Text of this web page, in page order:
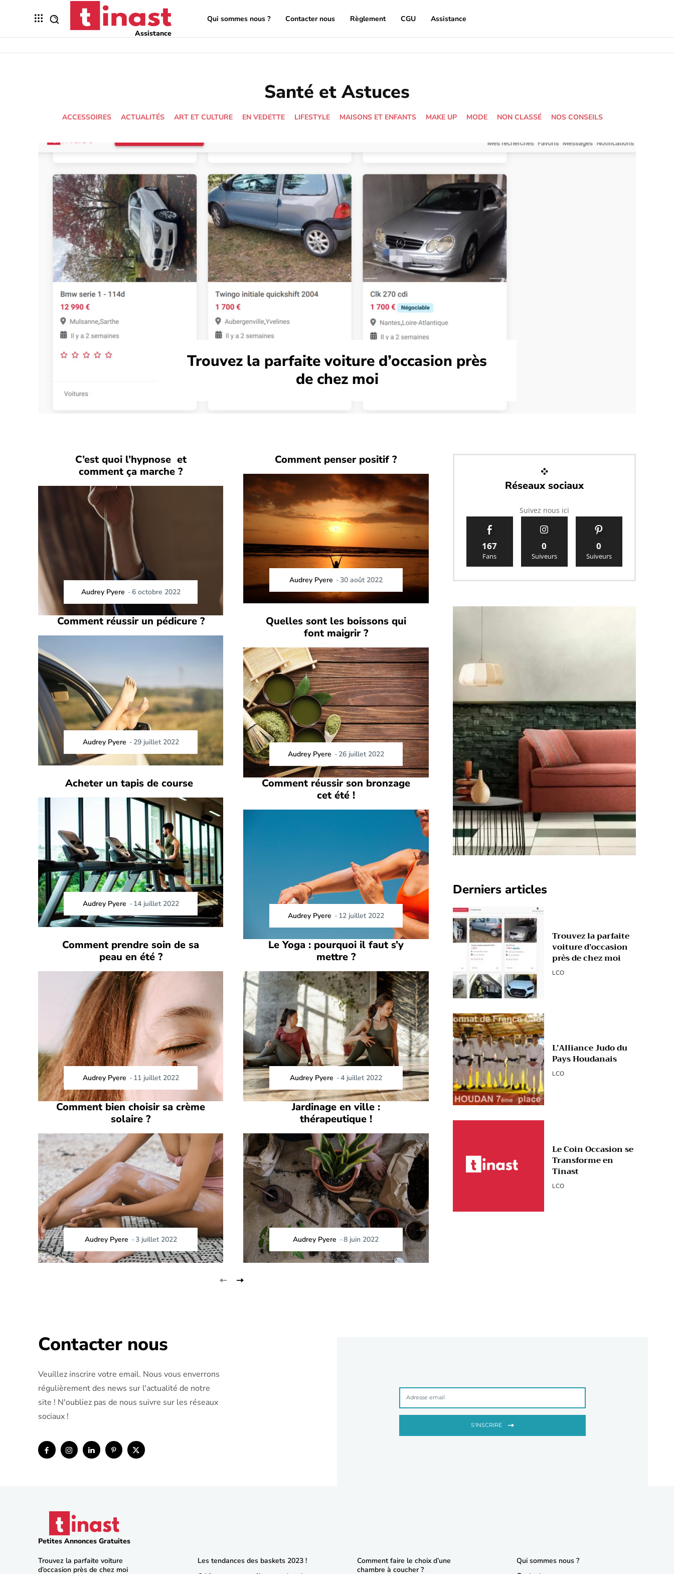
Assistance
Qui sommes nous ? Contacter nous Règlement CGU Assistance
Santé et Astuces
ACCESSOIRES ACTUALITÉS ART ET CULTURE EN VEDETTE LIFESTYLE MAISONS ET ENFANTS MAKE UP MODE NON CLASSÉ NOS CONSEILS
Trouvez la parfaite voiture d’occasion près
de chez moi
C’est quoi l’hypnose et
comment ça marche ?
Audrey Pyere -6 octobre 2022
Comment penser positif ?
Audrey Pyere - 30 août 2022
Comment réussir un pédicure ?
Audrey Pyere - 29 juillet 2022
Quelles sont les boissons qui
font maigrir ?
Audrey Pyere - 26 juillet 2022
Acheter un tapis de course
Audrey Pyere - 14 juillet 2022
Comment réussir son bronzage
cet été !
Audrey Pyere - 12 juillet 2022
Comment prendre soin de sa
peau en été ?
Audrey Pyere - 11 juillet 2022
Le Yoga : pourquoi il faut s’y
mettre ?
Audrey Pyere -4 juillet 2022
Comment bien choisir sa crème
solaire ?
Audrey Pyere - 3 juillet 2022
Jardinage en ville :
thérapeutique !
Audrey Pyere -8 juin 2022
Réseaux sociaux
Suivez nous ici
167
Fans
0
Suiveurs
0
Suiveurs
Derniers articles
Trouvez la parfaite
voiture d’occasion
près de chez moi
LCO
L’Alliance Judo du
Pays Houdanais
LCO
Le Coin Occasion se
Transforme en
Tinast
LCO
Contacter nous
Veuillez inscrire votre email. Nous vous enverrons
régulièrement des news sur l'actualité de notre
site ! N'oubliez pas de nous suivre sur les réseaux
sociaux !
S'INSCRIRE
Petites Annonces Gratuites
Trouvez la parfaite voiture
d’occasion près de chez moi
Les tendances des baskets 2023 !
Comment faire le choix d’une
chambre à coucher ?
Qui sommes nous ?